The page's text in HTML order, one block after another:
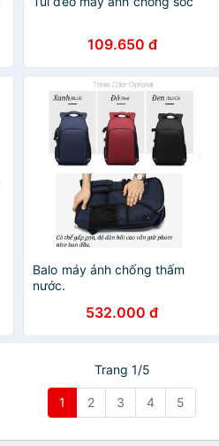
109.650 đ
Balo máy ảnh chống thấm
nước.
532.000 đ
Trang 1/5
1 2 3 4 5